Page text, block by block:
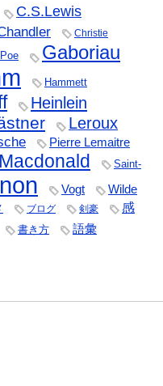
C.S.Lewis
Christie
Gaboriau
Hammett
Heinlein
Leroux
Pierre Lemaitre
Saint-
Vogt Wilde
ブログ 剣豪
感
書き方 語彙